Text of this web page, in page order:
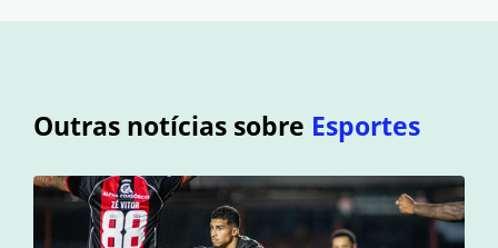
Outras notícias sobre Esportes